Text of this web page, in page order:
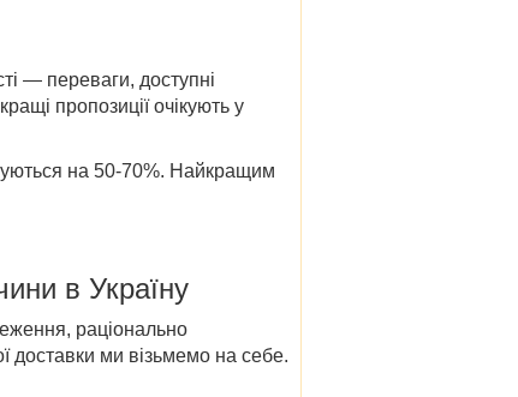
— переваги, доступні
пропозиції очікують у
на 50-70%. Найкращим
в Україну
раціонально
доставки ми візьмемо на себе.